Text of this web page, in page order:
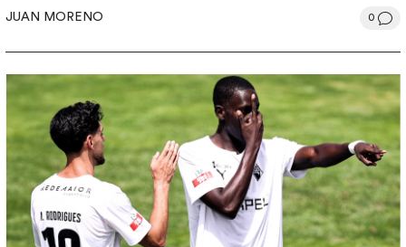
JUAN MORENO 0